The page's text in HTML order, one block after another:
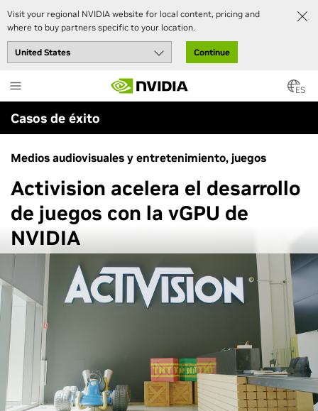
Visit your regional NVIDIA website for local content, pricing and
where to buy partners specific to your location.
Continue
to
main
content
ES
Casos de éxito
Medios audiovisuales y entretenimiento, juegos
Activision acelera el desarrollo
de juegos con la vGPU de
NVIDIA